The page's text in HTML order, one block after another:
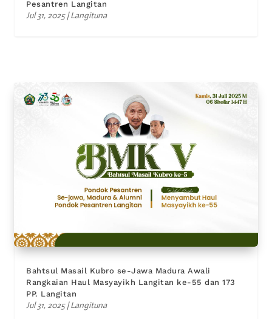
Pesantren Langitan
Jul 31, 2025|Langituna
Bahtsul Masail Kubro se-Jawa Madura Awali
Rangkaian Haul Masyayikh Langitan ke-55 dan 173
PP. Langitan
Jul 31, 2025|Langituna